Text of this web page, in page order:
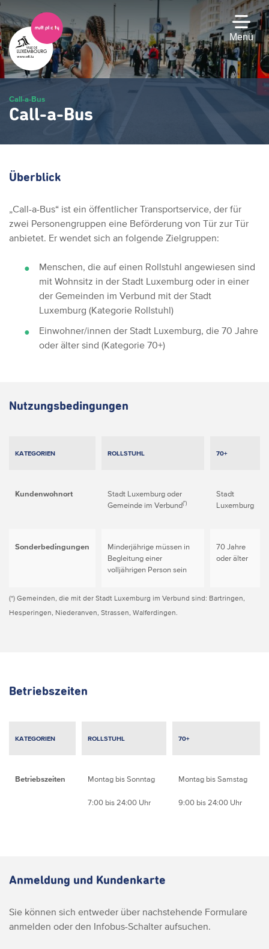
Zum
Hauptinhalt
gehen
Menü
Call-a-Bus
Call-a-Bus
Überblick
„Call-a-Bus“ ist ein öffentlicher Transportservice, der für
zwei Personengruppen eine Beförderung von Tür zur Tür
anbietet. Er wendet sich an folgende Zielgruppen:
Menschen, die auf einen Rollstuhl angewiesen sind
mit Wohnsitz in der Stadt Luxemburg oder in einer
der Gemeinden im Verbund mit der Stadt
Luxemburg (Kategorie Rollstuhl)
Einwohner/innen der Stadt Luxemburg, die 70 Jahre
oder älter sind (Kategorie 70+)
Nutzungsbedingungen
KATEGORIEN ROLLSTUHL 70+
Kundenwohnort
Stadt Luxemburg oder
Gemeinde im Verbund(*)
Stadt
Luxemburg
Sonderbedingungen
Minderjährige müssen in
Begleitung einer
volljährigen Person sein
70 Jahre
oder älter
(*) Gemeinden, die mit der Stadt Luxemburg im Verbund sind: Bartringen,
Hesperingen, Niederanven, Strassen, Walferdingen.
Betriebszeiten
KATEGORIEN ROLLSTUHL 70+
Betriebszeiten Montag bis Sonntag
7:00 bis 24:00 Uhr
Montag bis Samstag
9:00 bis 24:00 Uhr
Anmeldung und Kundenkarte
Sie können sich entweder über nachstehende Formulare
anmelden oder den Infobus-Schalter aufsuchen.